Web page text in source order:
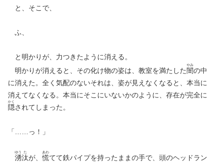
と、そこで、
ふ、
と明かりが、力つきたように消える。
明かりが消えると、その化け物の姿は、教室を満たした闇
やみ
の中
に消えた。全く気配のないそれは、姿が見えなくなると、本当に
消えてなくなる。本当にそこにいないかのように、存在が完全に
隠
かく
されてしまった。
「……っ！」
湧
ゆう
汰
た
が、慌
あわ
てて鉄パイプを持ったままの手で、頭のヘッドラン